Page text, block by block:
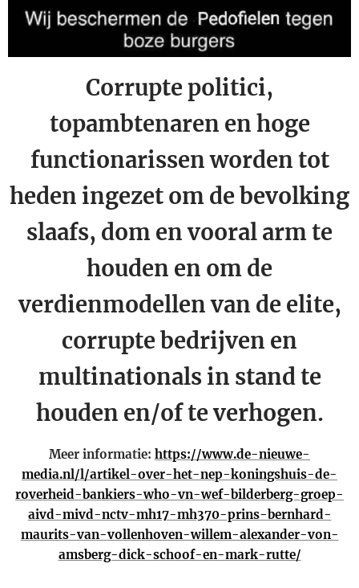
Corrupte politici,
topambtenaren en hoge
functionarissen worden tot
heden ingezet om de bevolking
slaafs, dom en vooral arm te
houden en om de
verdienmodellen van de elite,
corrupte bedrijven en
multinationals in stand te
houden en/of te verhogen.
Meer informatie: https://www.de-nieuwe-
media.nl/l/artikel-over-het-nep-koningshuis-de-
roverheid-bankiers-who-vn-wef-bilderberg-groep-
aivd-mivd-nctv-mh17-mh370-prins-bernhard-
maurits-van-vollenhoven-willem-alexander-von-
amsberg-dick-schoof-en-mark-rutte/